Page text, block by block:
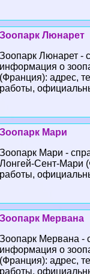
Зоопарк Люнарет
Зоопарк Люнарет -
информация о
(Франция): адрес,
работы,
Зоопарк Мари
Зоопарк Мари -
Лонгeй-Сент-Мари
работы,
Зоопарк Мервана
Зоопарк Мервана -
информация о
(Франция): адрес,
работы,